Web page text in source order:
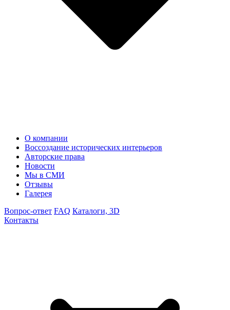
О компании
Воссоздание исторических интерьеров
Авторские права
Новости
Мы в СМИ
Отзывы
Галерея
Вопрос-ответ FAQ Каталоги, 3D
Контакты